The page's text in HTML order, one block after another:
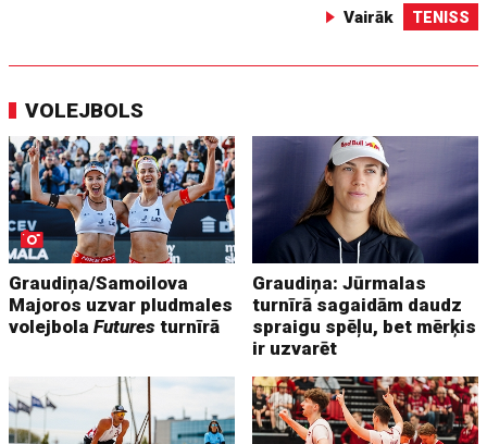
Vairāk TENISS
VOLEJBOLS
Graudiņa/Samoilova
Majoros uzvar pludmales
volejbolaFutures turnīrā
Graudiņa: Jūrmalas
turnīrā sagaidām daudz
spraigu spēļu, bet mērķis
ir uzvarēt